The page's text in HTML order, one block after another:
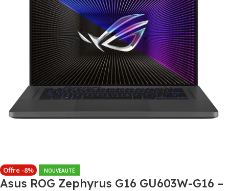
Offre -8% NOUVEAUTÉ
Asus ROG Zephyrus G16 GU603W-G16 –